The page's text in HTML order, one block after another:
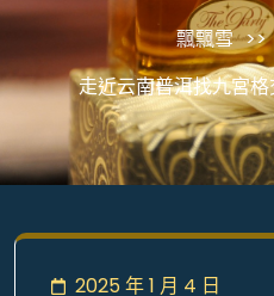
飄飄雪 >>
走近云南普洱找九宮
2025 年 1 月 4 日